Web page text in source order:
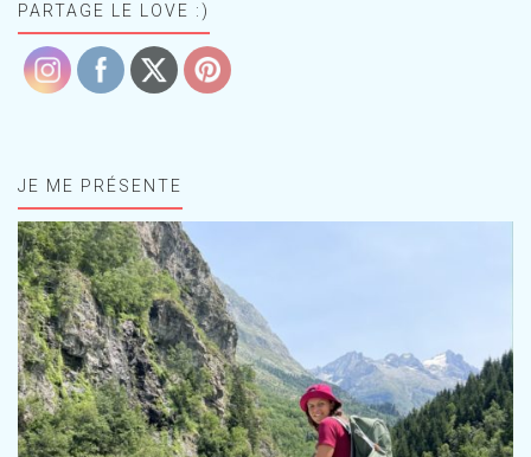
PARTAGE LE LOVE :)
JE ME PRÉSENTE